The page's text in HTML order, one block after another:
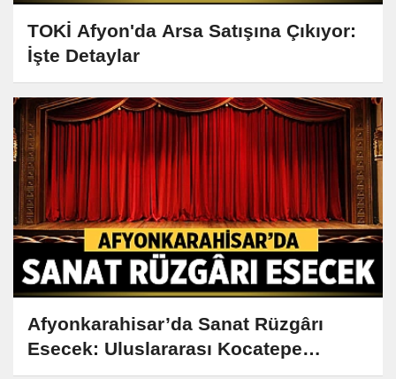
TOKİ Afyon'da Arsa Satışına Çıkıyor:
İşte Detaylar
Afyonkarahisar’da Sanat Rüzgârı
Esecek: Uluslararası Kocatepe
Tiyatro Festivali Yolda!